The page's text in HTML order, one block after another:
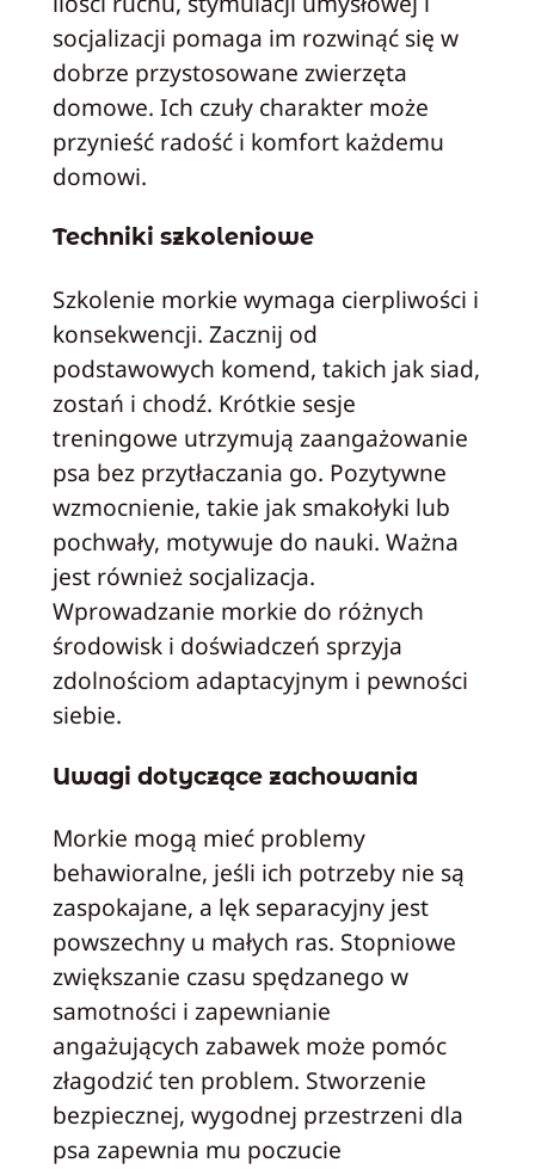
socjalizacji pomaga im rozwinąć się w
dobrze przystosowane zwierzęta
domowe. Ich czuły charakter może
przynieść radość i komfort każdemu
domowi.
Techniki szkoleniowe
Szkolenie morkie wymaga cierpliwości i
konsekwencji. Zacznij od
podstawowych komend, takich jak siad,
zostań i chodź. Krótkie sesje
treningowe utrzymują zaangażowanie
psa bez przytłaczania go. Pozytywne
wzmocnienie, takie jak smakołyki lub
pochwały, motywuje do nauki. Ważna
jest również socjalizacja.
Wprowadzanie morkie do różnych
środowisk i doświadczeń sprzyja
zdolnościom adaptacyjnym i pewności
siebie.
Uwagi dotyczące zachowania
Morkie mogą mieć problemy
behawioralne, jeśli ich potrzeby nie są
zaspokajane, a lęk separacyjny jest
powszechny u małych ras. Stopniowe
zwiększanie czasu spędzanego w
samotności i zapewnianie
angażujących zabawek może pomóc
złagodzić ten problem. Stworzenie
bezpiecznej, wygodnej przestrzeni dla
psa zapewnia mu poczucie